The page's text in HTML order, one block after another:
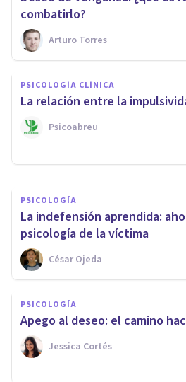
combatirlo?
Arturo Torres
PSICOLOGÍA CLÍNICA
La relación entre la
Psicoabreu
¿Qué significa el
en Psicología?
PSICOLOGÍA
La indefensión aprendida:
psicología de la víctima
César Ojeda
PSICOLOGÍA
Apego al deseo: el camino
Jessica Cortés